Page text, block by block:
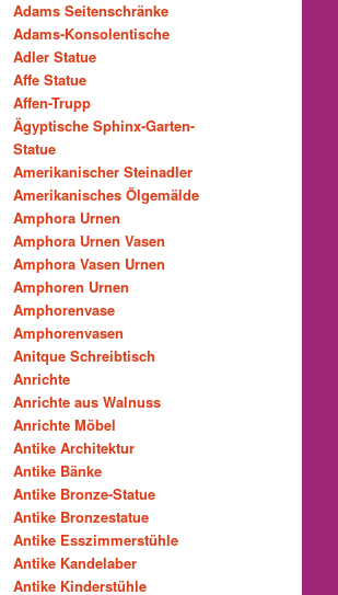
Adams Seitenschränke
Adams-Konsolentische
Adler Statue
Affe Statue
Affen-Trupp
Ägyptische Sphinx-Garten-
Statue
Amerikanischer Steinadler
Amerikanisches Ölgemälde
Amphora Urnen
Amphora Urnen Vasen
Amphora Vasen Urnen
Amphoren Urnen
Amphorenvase
Amphorenvasen
Anitque Schreibtisch
Anrichte
Anrichte aus Walnuss
Anrichte Möbel
Antike Architektur
Antike Bänke
Antike Bronze-Statue
Antike Bronzestatue
Antike Esszimmerstühle
Antike Kandelaber
Antike Kinderstühle